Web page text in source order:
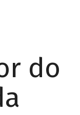
do